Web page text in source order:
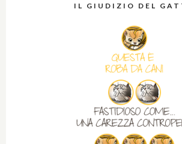
IL GIUDIZIO DEL